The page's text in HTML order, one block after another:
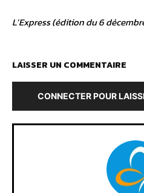
L’Express (édition du 6
LAISSER UN COMMENTAIRE
CONNECTER POUR